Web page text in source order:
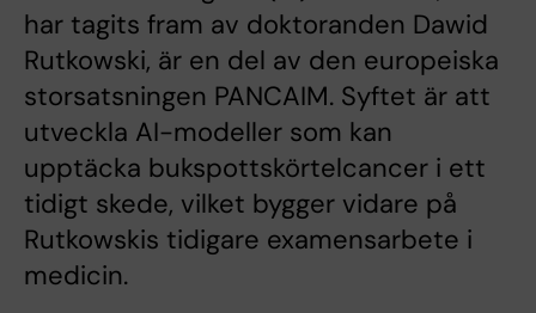
har tagits fram av doktoranden Dawid
Rutkowski, är en del av den europeiska
storsatsningen PANCAIM. Syftet är att
utveckla AI-modeller som kan
upptäcka bukspottskörtelcancer i ett
tidigt skede, vilket bygger vidare på
Rutkowskis tidigare examensarbete i
medicin.